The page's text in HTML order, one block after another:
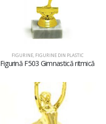
FIGURINE, FIGURINE DIN PLASTIC
Figurină F503 Gimnastică ritmică